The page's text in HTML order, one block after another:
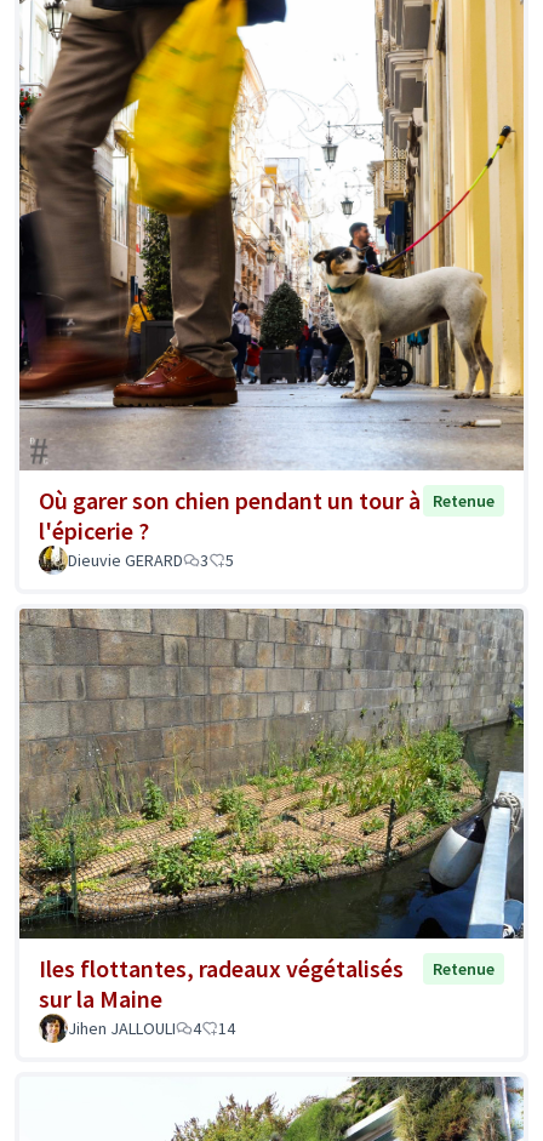
Où garer son chien pendant un tour à
l'épicerie ?
Retenue
Dieuvie GERARD 3 5
Iles flottantes, radeaux végétalisés
sur la Maine
Retenue
Jihen JALLOULI 4 14